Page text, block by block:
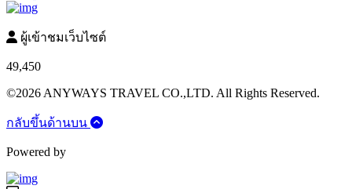
ผู้เข้าชมเว็บไซต์
49,450
©2026 ANYWAYS TRAVEL CO.,LTD. All Rights Reserved.
กลับขึ้นด้านบน
Powered by